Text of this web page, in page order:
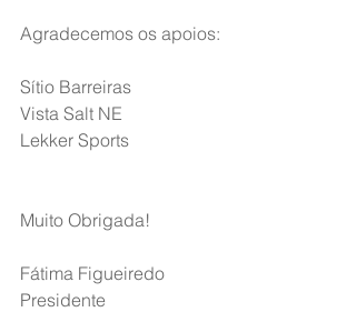
Agradecemos os apoios:
Sítio Barreiras
Vista Salt NE
Lekker Sports
Muito Obrigada!
Fátima Figueiredo
Presidente